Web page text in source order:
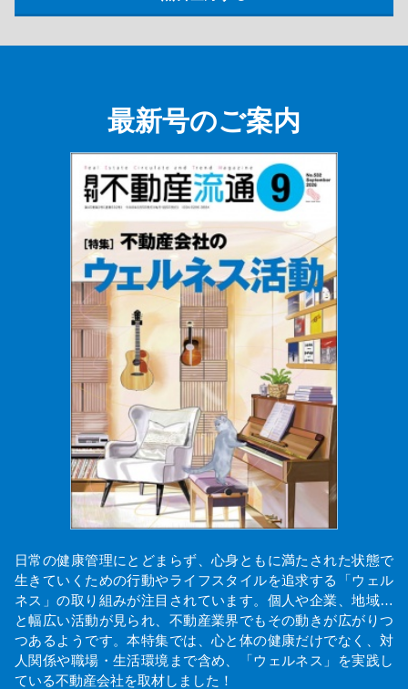
最新号のご案内
日常の健康管理にとどまらず、心身ともに満たされた状態で
生きていくための行動やライフスタイルを追求する「ウェル
ネス」の取り組みが注目されています。個人や企業、地域…
と幅広い活動が見られ、不動産業界でもその動きが広がりつ
つあるようです。本特集では、心と体の健康だけでなく、対
人関係や職場・生活環境まで含め、「ウェルネス」を実践し
ている不動産会社を取材しました！